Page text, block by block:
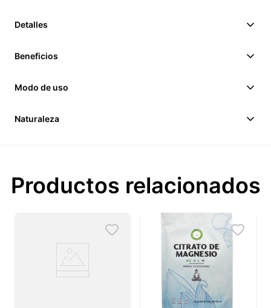
Detalles
Beneficios
Modo de uso
Naturaleza
Productos relacionados